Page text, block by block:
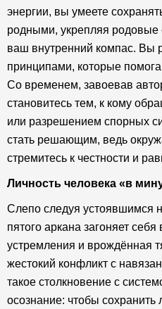
энергии, вы умеете
родными, укрепляя родовые
ваш внутренний компас. Вы
принципами, которые
Со временем, завоевав
становитесь тем, к кому
или разрешением спорных
стать решающим, ведь
стремитесь к честности и
Личность человека «в
Слепо следуя устоявшимся
пятого аркана загоняет
устремления и врождённая
жестокий конфликт с
такое столкновение с
осознание: чтобы сохранить